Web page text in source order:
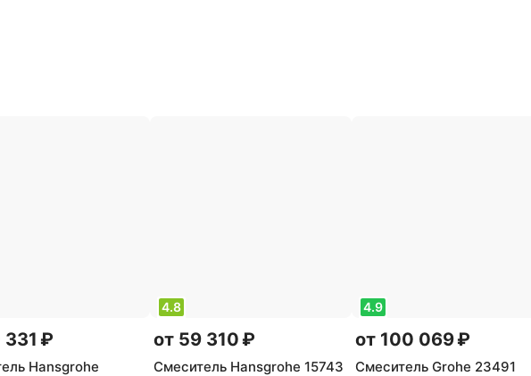
331 ₽
Hansgrohe
4.8
от 59 310 ₽
Смеситель Hansgrohe 15743
4.9
от 100 069 ₽
Смеситель Grohe 23491